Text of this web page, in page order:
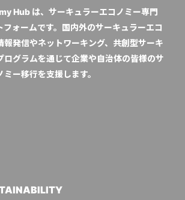
Hub は、サーキュラーエコノミー専門
フォームです。国内外のサーキュラーエコ
報発信やネットワーキング、共創型サーキ
ログラムを通じて企業や自治体の皆様のサ
ー移行を支援します。